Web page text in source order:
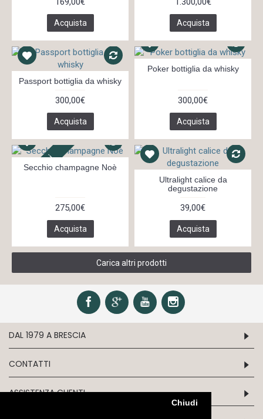
Chiudi
Acquista Acquista
Passport bottiglia da whisky
300,00€
Acquista
Poker bottiglia da whisky
300,00€
Acquista
In 7 giorni
Secchio champagne Noè
275,00€
Acquista
Ultralight calice da
degustazione
39,00€
Acquista
Carica altri prodotti
DAL 1979 A BRESCIA
CONTATTI
ASSISTENZA CLIENTI